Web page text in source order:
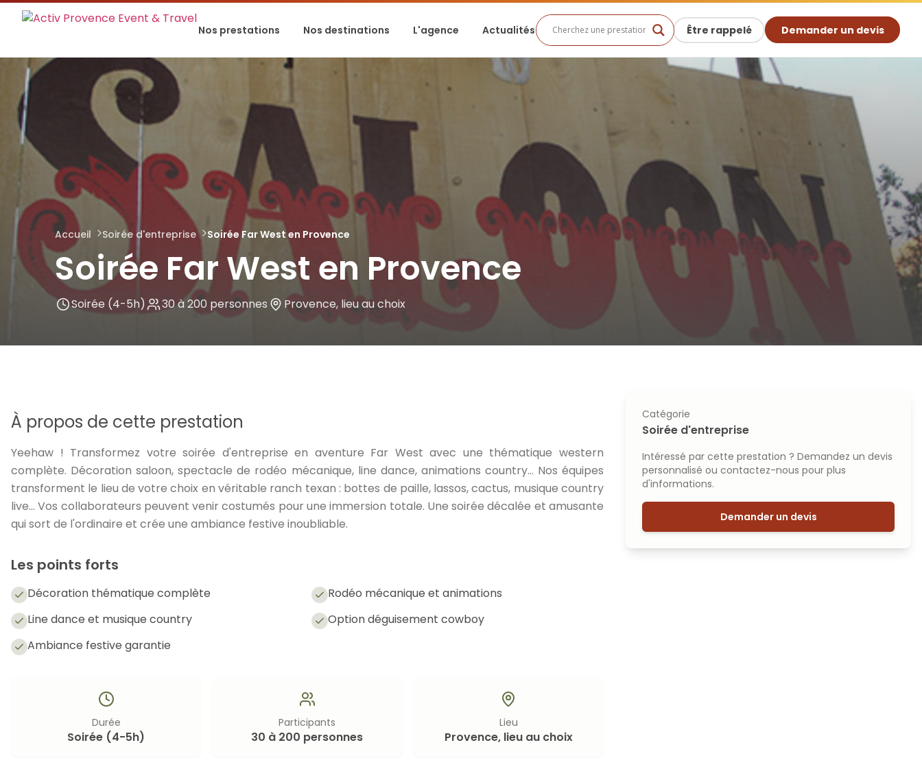
Nos prestations Nos destinations L'agence Actualités Être rappelé Demander un devis
Accueil Soirée d'entreprise Soirée Far West en Provence
Soirée Far West en Provence
Soirée (4-5h) 30 à 200 personnes Provence, lieu au choix
À propos de cette prestation
Yeehaw ! Transformez votre soirée d'entreprise en aventure Far West avec une thématique western
complète. Décoration saloon, spectacle de rodéo mécanique, line dance, animations country… Nos équipes
transforment le lieu de votre choix en véritable ranch texan : bottes de paille, lassos, cactus, musique country
live… Vos collaborateurs peuvent venir costumés pour une immersion totale. Une soirée décalée et amusante
qui sort de l'ordinaire et crée une ambiance festive inoubliable.
Les points forts
Décoration thématique complète
Rodéo mécanique et animations
Line dance et musique country
Option déguisement cowboy
Ambiance festive garantie
Durée
Soirée (4-5h)
Participants
30 à 200 personnes
Lieu
Provence, lieu au choix
Catégorie
Soirée d'entreprise
Intéressé par cette prestation ? Demandez un devis
personnalisé ou contactez-nous pour plus
d'informations.
Demander un devis